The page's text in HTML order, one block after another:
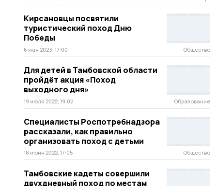
Кирсановцы посвятили
туристический поход Дню
Победы
6 мая 2023, 17:00 Общество
Для детей в Тамбовской области
пройдёт акция «Поход
выходного дня»
19 июля 2022, 19:02 Образование
Специалисты Роспотребнадзора
рассказали, как правильно
организовать поход с детьми
18 июня 2022, 17:05 Общество
Тамбовские кадеты совершили
двухдневный поход по местам